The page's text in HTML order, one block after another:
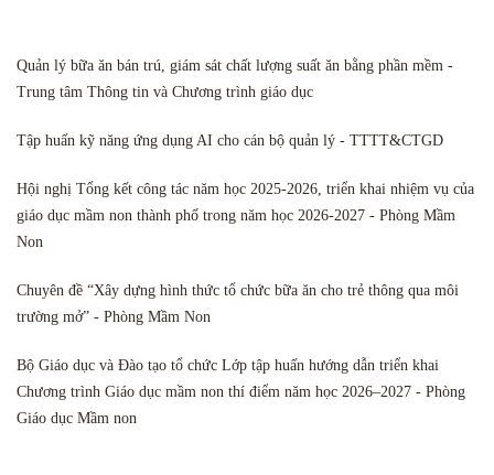
Quản lý bữa ăn bán trú, giám sát chất lượng suất ăn bằng phần mềm -
Trung tâm Thông tin và Chương trình giáo dục
Tập huấn kỹ năng ứng dụng AI cho cán bộ quản lý - TTTT&CTGD
Hội nghị Tổng kết công tác năm học 2025-2026, triển khai nhiệm vụ của
giáo dục mầm non thành phố trong năm học 2026-2027 - Phòng Mầm
Non
Chuyên đề “Xây dựng hình thức tổ chức bữa ăn cho trẻ thông qua môi
trường mở” - Phòng Mầm Non
Bộ Giáo dục và Đào tạo tổ chức Lớp tập huấn hướng dẫn triển khai
Chương trình Giáo dục mầm non thí điểm năm học 2026–2027 - Phòng
Giáo dục Mầm non